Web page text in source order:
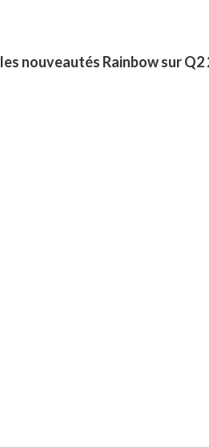
les nouveautés Rainbow sur Q2